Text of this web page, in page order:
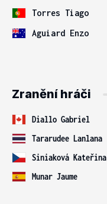
Torres Tiago
Aguiard Enzo
Zranění hráči
Diallo Gabriel
Tararudee Lanlana
Siniaková Kateřina
Munar Jaume